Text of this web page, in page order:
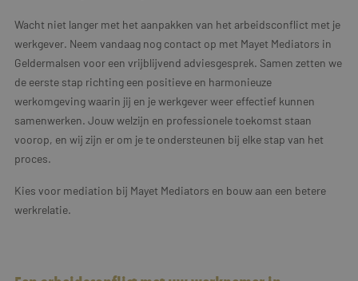
Wacht niet langer met het aanpakken van het arbeidsconflict met je
werkgever. Neem vandaag nog contact op met Mayet Mediators in
Geldermalsen voor een vrijblijvend adviesgesprek. Samen zetten we
de eerste stap richting een positieve en harmonieuze
werkomgeving waarin jij en je werkgever weer effectief kunnen
samenwerken. Jouw welzijn en professionele toekomst staan
voorop, en wij zijn er om je te ondersteunen bij elke stap van het
proces.
Kies voor mediation bij Mayet Mediators en bouw aan een betere
werkrelatie.